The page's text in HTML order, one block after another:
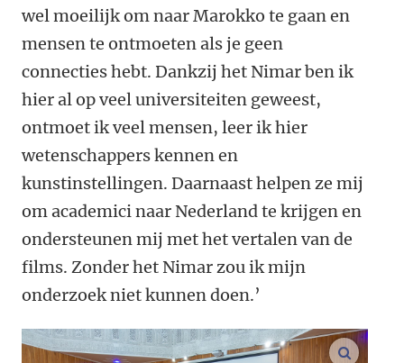
wel moeilijk om naar Marokko te gaan en
mensen te ontmoeten als je geen
connecties hebt. Dankzij het Nimar ben ik
hier al op veel universiteiten geweest,
ontmoet ik veel mensen, leer ik hier
wetenschappers kennen en
kunstinstellingen. Daarnaast helpen ze mij
om academici naar Nederland te krijgen en
ondersteunen mij met het vertalen van de
films. Zonder het Nimar zou ik mijn
onderzoek niet kunnen doen.’